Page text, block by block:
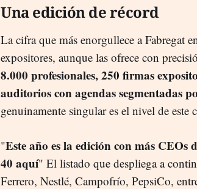
Una edición de récord
La cifra que más enorgullece a Fabregat
expositores, aunque las ofrece con
8.000 profesionales, 250 firmas
auditorios con agendas segmentadas
genuinamente singular es el nivel de este
"Este año es la edición con más CEOs
40 aquí" El listado que despliega a
Ferrero, Nestlé, Campofrío, PepsiCo,